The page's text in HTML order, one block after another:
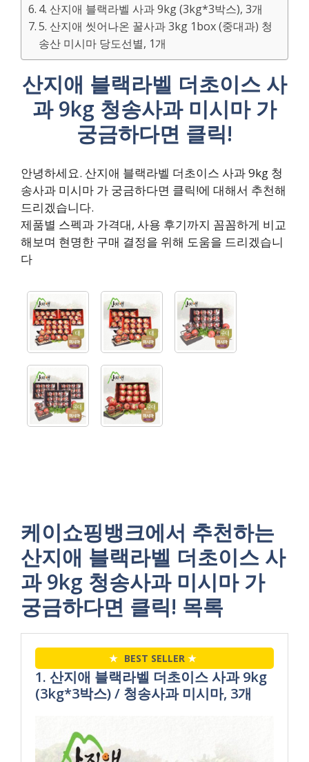
4. 산지애 블랙라벨 사과 9kg (3kg*3박스), 3개
5. 산지애 씻어나온 꿀사과 3kg 1box (중대과) 청
송산 미시마 당도선별, 1개
산지애 블랙라벨 더초이스 사
과 9kg 청송사과 미시마 가
궁금하다면 클릭!
안녕하세요. 산지애 블랙라벨 더초이스 사과 9kg 청
송사과 미시마 가 궁금하다면 클릭!에 대해서 추천해
드리겠습니다.
제품별 스펙과 가격대, 사용 후기까지 꼼꼼하게 비교
해보며 현명한 구매 결정을 위해 도움을 드리겠습니
다
케이쇼핑뱅크에서 추천하는
산지애 블랙라벨 더초이스 사
과 9kg 청송사과 미시마 가
궁금하다면 클릭! 목록
★ BEST SELLER ★
1. 산지애 블랙라벨 더초이스 사과 9kg
(3kg*3박스) / 청송사과 미시마, 3개